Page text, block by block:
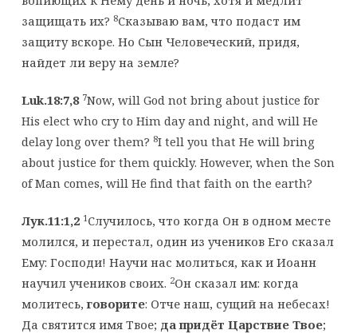
защищать их? 8Сказываю вам, что подаст им
защиту вскоре. Но Сын Человеческий, придя,
найдет ли веру на земле?
Luk.18:7,8 7Now, will God not bring about justice for
His elect who cry to Him day and night, and will He
delay long over them? 8I tell you that He will bring
about justice for them quickly. However, when the Son
of Man comes, will He find that faith on the earth?
Лук.11:1,2 1Случилось, что когда Он в одном месте
молился, и перестал, один из учеников Его сказал
Ему: Господи! Научи нас молиться, как и Иоанн
научил учеников своих. 2Он сказал им: когда
молитесь,говорите: Отче наш, сущий на небесах!
Да святится имя Твое; да придёт Царствие Твое;